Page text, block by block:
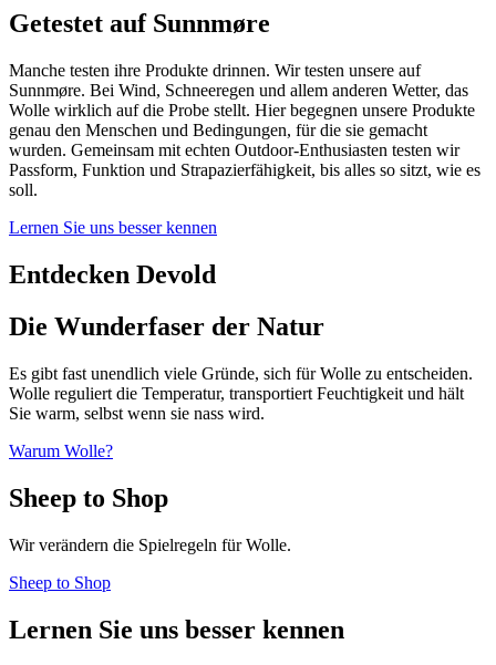
Getestet auf Sunnmøre
Manche testen ihre Produkte drinnen. Wir testen unsere auf
Sunnmøre. Bei Wind, Schneeregen und allem anderen Wetter, das
Wolle wirklich auf die Probe stellt. Hier begegnen unsere Produkte
genau den Menschen und Bedingungen, für die sie gemacht
wurden. Gemeinsam mit echten Outdoor-Enthusiasten testen wir
Passform, Funktion und Strapazierfähigkeit, bis alles so sitzt, wie es
soll.
Lernen Sie uns besser kennen
Entdecken Devold
Die Wunderfaser der Natur
Es gibt fast unendlich viele Gründe, sich für Wolle zu entscheiden.
Wolle reguliert die Temperatur, transportiert Feuchtigkeit und hält
Sie warm, selbst wenn sie nass wird.
Warum Wolle?
Sheep to Shop
Wir verändern die Spielregeln für Wolle.
Sheep to Shop
Lernen Sie uns besser kennen